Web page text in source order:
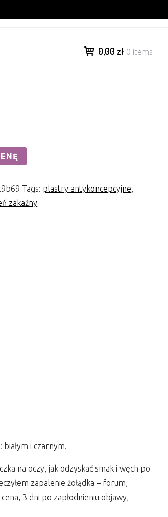
0,00 zł 0 items
Tags: plastry antykoncepcyjne,
zakaźny
i czarnym.
na oczy, jak odzyskać smak i węch po
zapalenie żołądka – forum,
3 dni po zapłodnieniu objawy,